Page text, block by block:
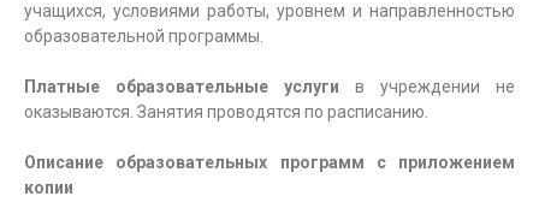
учащихся, условиями работы, уровнем и направленностью
образовательной программы.
Платные образовательные услуги в учреждении не
оказываются. Занятия проводятся по расписанию.
Описание образовательных программ с приложением
копии